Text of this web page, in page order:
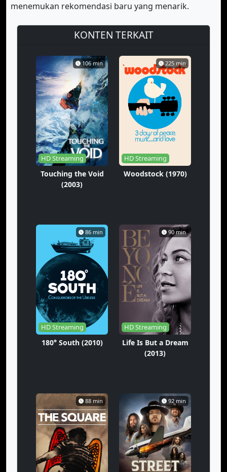
menemukan rekomendasi baru yang menarik.
KONTEN TERKAIT
106 min
HD Streaming
Touching the Void
(2003)
225 min
HD Streaming
Woodstock (1970)
86 min
HD Streaming
180° South (2010)
90 min
HD Streaming
Life Is But a Dream
(2013)
88 min 92 min